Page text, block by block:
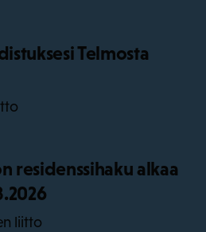
Telmosta
residenssihaku alkaa
liitto